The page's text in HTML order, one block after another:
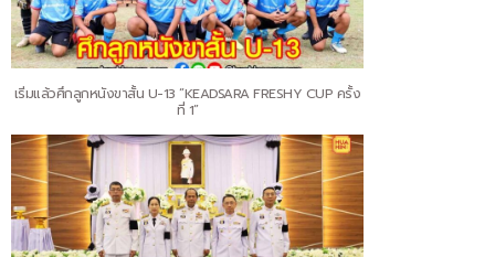
เริ่มแล้วศึกลูกหนังขาสั้น U-13 “KEADSARA FRESHY CUP ครั้ง
ที่ 1”